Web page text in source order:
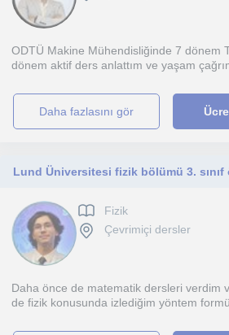
ODTÜ Makine Mühendisliğinde 7 dönem
dönem aktif ders anlattım ve yaşam
daha fazlasını gör
Fizik
Çevrimiçi dersler
Daha önce de matematik dersleri verdim
de fizik konusunda izlediğim yöntem